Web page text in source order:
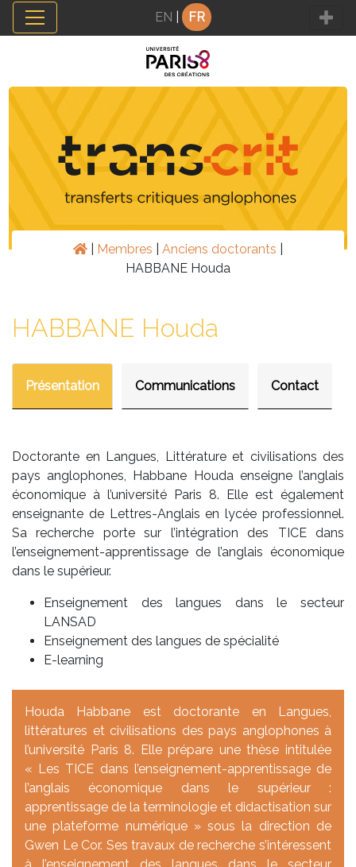
Panneau de gestion des cookies
EN FR
Membres Anciens doctorants
HABBANE Houda
HABBANE Houda
Présentation Communications Contact
Doctorante en Langues, Littérature et civilisations des
pays anglophones, Habbane Houda enseigne l’anglais
économique à l’université Paris 8. Elle est également
enseignante de Lettres-Anglais en lycée professionnel.
Sa recherche porte sur l’intégration des TICE dans
l’enseignement-apprentissage de l’anglais économique
dans le supérieur.
Enseignement des langues dans le secteur
LANSAD
Enseignement des langues de spécialité
E-learning
Houda Habbane est doctorante en Langues,
littératures et civilisations des pays anglophones à
l’université Paris 8. Elle prépare une thèse intitulée
« Les TICE dans l’enseignement-apprentissage de
l’anglais économique dans le supérieur :
apprentissage de la terminologie et didactisation sur
une plateforme numérique » sous la direction de
Gwen Le Cor. Ses travaux de recherche s’intéressent